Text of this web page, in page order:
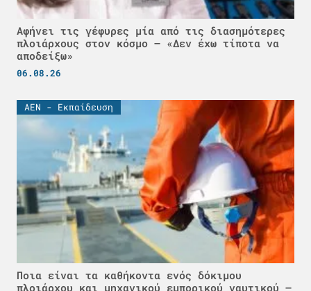
Αφήνει τις γέφυρες μία από τις διασημότερες
πλοιάρχους στον κόσμο – «Δεν έχω τίποτα να
αποδείξω»
06.08.26
ΑΕΝ - Εκπαίδευση
Ποια είναι τα καθήκοντα ενός δόκιμου
πλοιάρχου και μηχανικού εμπορικού ναυτικού –